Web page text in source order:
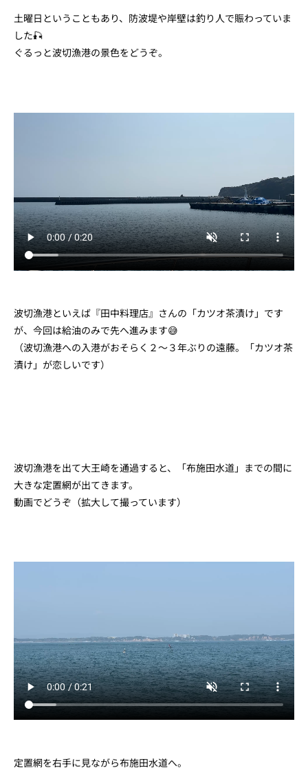
土曜日ということもあり、防波堤や岸壁は釣り人で賑わっていま
した🎣
ぐるっと波切漁港の景色をどうぞ。
波切漁港といえば『田中料理店』さんの「カツオ茶漬け」です
が、今回は給油のみで先へ進みます😅
（波切漁港への入港がおそらく２～３年ぶりの遠藤。「カツオ茶
漬け」が恋しいです）
波切漁港を出て大王崎を通過すると、「布施田水道」までの間に
大きな定置網が出てきます。
動画でどうぞ（拡大して撮っています）
定置網を右手に見ながら布施田水道へ。